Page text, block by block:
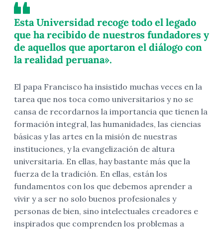
Esta Universidad recoge todo el legado
que ha recibido de nuestros fundadores y
de aquellos que aportaron el diálogo con
la realidad peruana».
El papa Francisco ha insistido muchas veces en la
tarea que nos toca como universitarios y no se
cansa de recordarnos la importancia que tienen la
formación integral, las humanidades, las ciencias
básicas y las artes en la misión de nuestras
instituciones, y la evangelización de altura
universitaria. En ellas, hay bastante más que la
fuerza de la tradición. En ellas, están los
fundamentos con los que debemos aprender a
vivir y a ser no solo buenos profesionales y
personas de bien, sino intelectuales creadores e
inspirados que comprenden los problemas a